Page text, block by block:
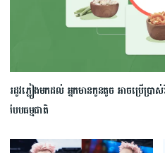
រដូវភ្លៀងមកដល់ អ្នកមានកូនតូច អាចប្រើប្រ
បែបធម្មជាតិ​